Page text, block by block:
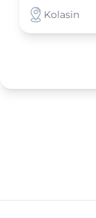
Kolasin